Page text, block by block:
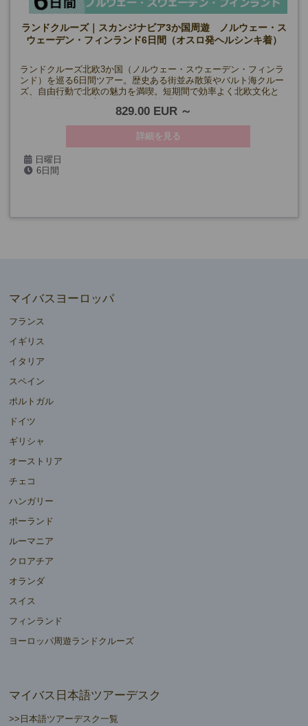
ランドクルーズ｜スカンジナビア3か国周遊 ノルウェー・ス
ウェーデン・フィンランド6日間（オスロ発ヘルシンキ着）
ランドクルーズ北欧3か国（ノルウェー・スウェーデン・フィンラ
ンド）を巡る6日間ツアー。歴史ある街並み散策やバルト海クルー
ズ、自由行動で北欧の魅力を満喫。短期間で効率よく北欧文化と
829.00 EUR
詳細を見る
日曜日
5/10・24、6月～8月、9/13・27、10/11、11/22、
6日間
マイバスヨーロッパ
フランス
イギリス
イタリア
スペイン
ポルトガル
ドイツ
ギリシャ
オーストリア
チェコ
ハンガリー
ポーランド
ルーマニア
クロアチア
オランダ
スイス
フィンランド
ヨーロッパ周遊ランドクルーズ
マイバス日本語ツアーデスク
>>日本語ツアーデスク一覧